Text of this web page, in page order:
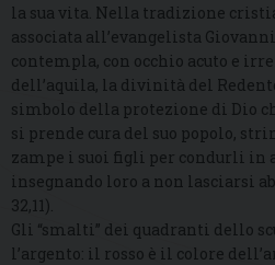
la sua vita. Nella tradizione
associata all’evangelista
contempla, con occhio acuto e
dell’aquila, la divinità del
simbolo della protezione di Dio
si prende cura del suo popolo,
zampe i suoi figli per condurli in
insegnando loro a non lasciarsi
32,11).
Gli “smalti” dei quadranti dello
l’argento: il rosso è il colore